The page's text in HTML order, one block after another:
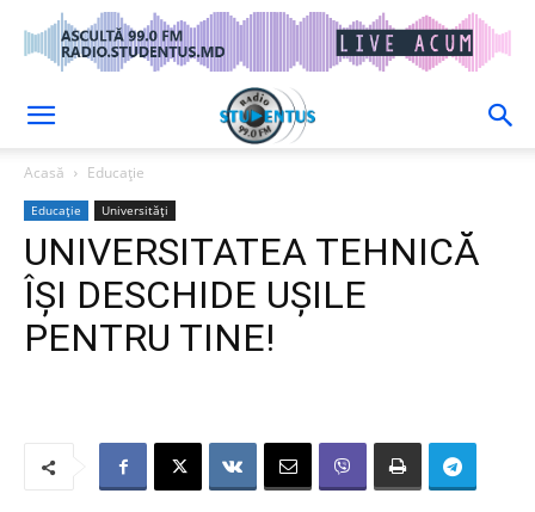
Acasă Educație
Educație Universități
UNIVERSITATEA TEHNICĂ
ÎȘI DESCHIDE UȘILE
PENTRU TINE!